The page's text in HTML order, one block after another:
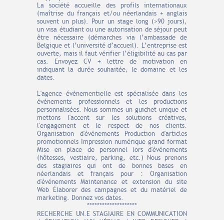
La société accueille des profils internationaux
(maîtrise du français et/ou néerlandais + anglais
souvent un plus). Pour un stage long (>90 jours),
un visa étudiant ou une autorisation de séjour peut
être nécessaire (démarches via l’ambassade de
Belgique et l’université d’accueil). L’entreprise est
ouverte, mais il faut vérifier l’éligibilité au cas par
cas. Envoyez CV + lettre de motivation en
indiquant la durée souhaitée, le domaine et les
dates.
L'agence événementielle est spécialisée dans les
événements professionnels et les productions
personnalisées. Nous sommes un guichet unique et
mettons l'accent sur les solutions créatives,
l'engagement et le respect de nos clients.
Organisation d'événements Production d'articles
promotionnels Impression numérique grand format
Mise en place de personnel lors d'événements
(hôtesses, vestiaire, parking, etc.) Nous prenons
des stagiaires qui ont de bonnes bases en
néerlandais et français pour : Organisation
d'événements Maintenance et extension du site
Web Élaborer des campagnes et du matériel de
marketing. Donnez vos dates.
********************
RECHERCHE UN.E STAGIAIRE EN COMMUNICATION